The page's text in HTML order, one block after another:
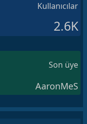
Kullanıcılar
2.6K
Son üye
AaronMeS